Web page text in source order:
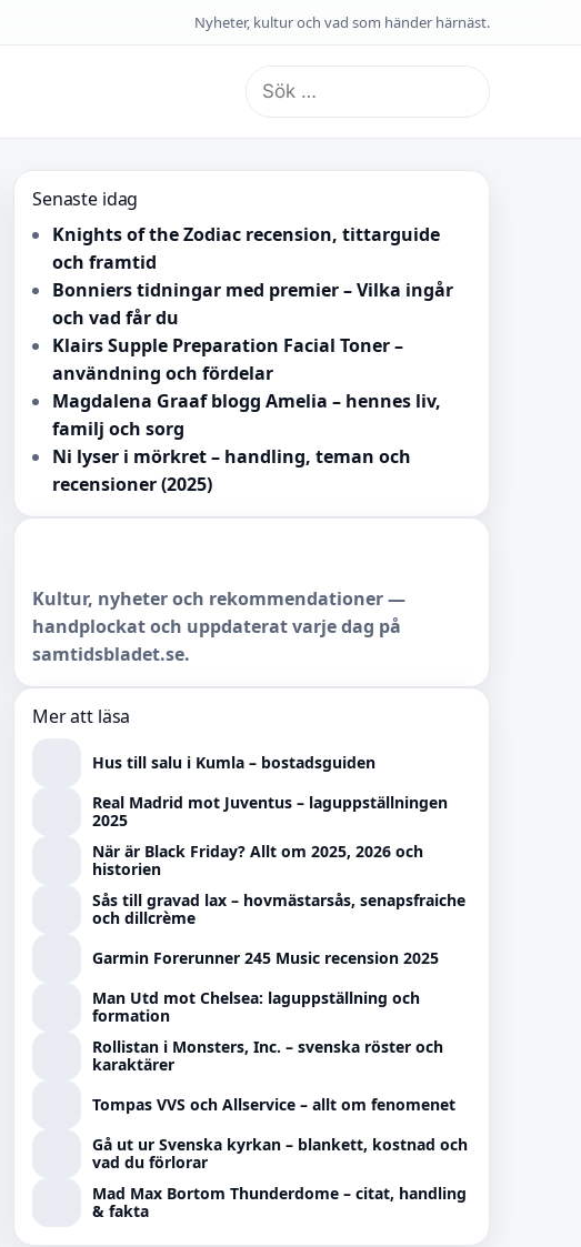
Nyheter, kultur och vad som händer härnäst.
Sök
efter:
Senaste idag
Knights of the Zodiac recension, tittarguide
och framtid
Bonniers tidningar med premier – Vilka ingår
och vad får du
Klairs Supple Preparation Facial Toner –
användning och fördelar
Magdalena Graaf blogg Amelia – hennes liv,
familj och sorg
Ni lyser i mörkret – handling, teman och
recensioner (2025)
Kultur, nyheter och rekommendationer —
handplockat och uppdaterat varje dag på
samtidsbladet.se.
Mer att läsa
Hus till salu i Kumla – bostadsguiden
Real Madrid mot Juventus – laguppställningen
2025
När är Black Friday? Allt om 2025, 2026 och
historien
Sås till gravad lax – hovmästarsås, senapsfraiche
och dillcrème
Garmin Forerunner 245 Music recension 2025
Man Utd mot Chelsea: laguppställning och
formation
Rollistan i Monsters, Inc. – svenska röster och
karaktärer
Tompas VVS och Allservice – allt om fenomenet
Gå ut ur Svenska kyrkan – blankett, kostnad och
vad du förlorar
Mad Max Bortom Thunderdome – citat, handling
& fakta